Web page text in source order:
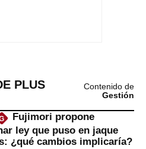
PLUS
Contenido de
Gestión
Fujimori propone
ley que puso en jaque
¿qué cambios implicaría?